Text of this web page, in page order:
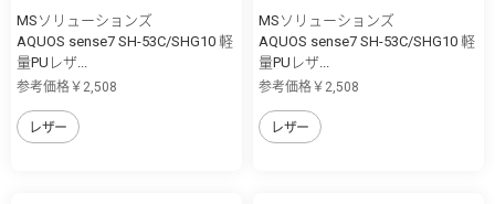
MSソリューションズ
AQUOS sense7 SH-53C/SHG10 軽
量PUレザ...
参考価格￥2,508
レザー
MSソリューションズ
AQUOS sense7 SH-53C/SHG10 軽
量PUレザ...
参考価格￥2,508
レザー